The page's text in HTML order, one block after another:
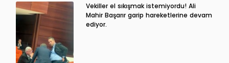
Vekiller el sıkışmak istemiyordu! Ali
Mahir Başarır garip hareketlerine devam
ediyor.